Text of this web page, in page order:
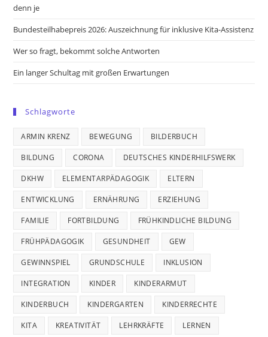
denn je
Bundesteilhabepreis 2026: Auszeichnung für inklusive Kita-Assistenz
Wer so fragt, bekommt solche Antworten
Ein langer Schultag mit großen Erwartungen
Schlagworte
ARMIN KRENZ BEWEGUNG BILDERBUCH
BILDUNG CORONA DEUTSCHES KINDERHILFSWERK
DKHW ELEMENTARPÄDAGOGIK ELTERN
ENTWICKLUNG ERNÄHRUNG ERZIEHUNG
FAMILIE FORTBILDUNG FRÜHKINDLICHE BILDUNG
FRÜHPÄDAGOGIK GESUNDHEIT GEW
GEWINNSPIEL GRUNDSCHULE INKLUSION
INTEGRATION KINDER KINDERARMUT
KINDERBUCH KINDERGARTEN KINDERRECHTE
KITA KREATIVITÄT LEHRKRÄFTE LERNEN